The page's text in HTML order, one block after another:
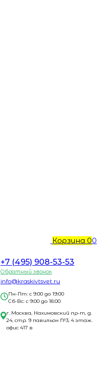
Корзина 00
+7 (495) 908-53-53
Обратный звонок
info@kraskivtsvet.ru
Пн-Пт: с 9:00 до 19:00
Сб-Вс: с 9:00 до 18:00
г. Москва, Нахимовский пр-т, д.
24, стр. 9 павильон №3, 4 этаж.
офис 417 в